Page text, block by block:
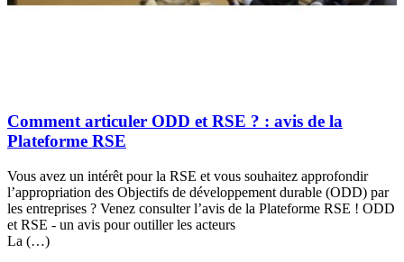
Comment articuler ODD et RSE ? : avis de la
Plateforme RSE
Vous avez un intérêt pour la RSE et vous souhaitez approfondir
l’appropriation des Objectifs de développement durable (ODD) par
les entreprises ? Venez consulter l’avis de la Plateforme RSE ! ODD
et RSE - un avis pour outiller les acteurs
La (…)